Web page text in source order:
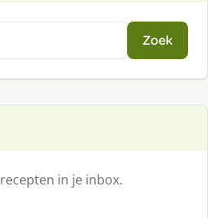
Zoek
in je inbox.